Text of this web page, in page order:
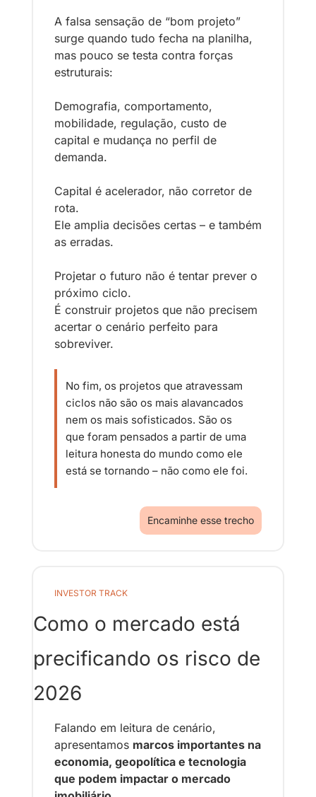
A falsa sensação de “bom projeto”
surge quando tudo fecha na planilha,
mas pouco se testa contra forças
estruturais:
Demografia, comportamento,
mobilidade, regulação, custo de
capital e mudança no perfil de
demanda.
Capital é acelerador, não corretor de
rota.
Ele amplia decisões certas – e também
as erradas.
Projetar o futuro não é tentar prever o
próximo ciclo.
É construir projetos que não precisem
acertar o cenário perfeito para
sobreviver.
No fim, os projetos que atravessam
ciclos não são os mais alavancados
nem os mais sofisticados. São os
que foram pensados a partir de uma
leitura honesta do mundo como ele
está se tornando – não como ele foi.
Encaminhe esse trecho
INVESTOR TRACK
Como o mercado está
precificando os risco de
2026
Falando em leitura de cenário,
apresentamos marcos importantes na
economia, geopolítica e tecnologia
que podem impactar o mercado